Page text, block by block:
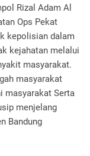
Rizal Adam Al
Ops Pekat
kepolisian dalam
kejahatan melalui
masyarakat.
masyarakat
masyarakat Serta
menjelang
Bandung